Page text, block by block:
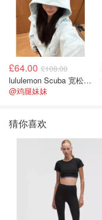
£64.00 £108.00
lululemon Scuba 宽松半拉链卫衣
@鸡腿妹妹
猜你喜欢